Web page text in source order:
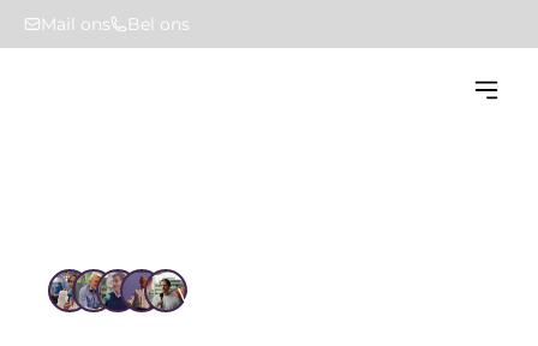
Mail ons Bel ons
Vertrouwd door 1.4k+ gebruikers